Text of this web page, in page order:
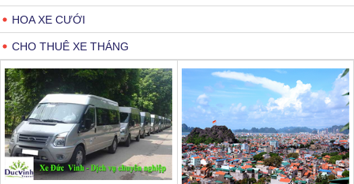
HOA XE CƯỚI
CHO THUÊ XE THÁNG